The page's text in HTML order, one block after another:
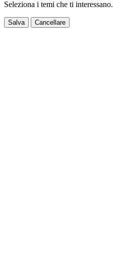
Seleziona i temi che ti interessano.
Salva Cancellare